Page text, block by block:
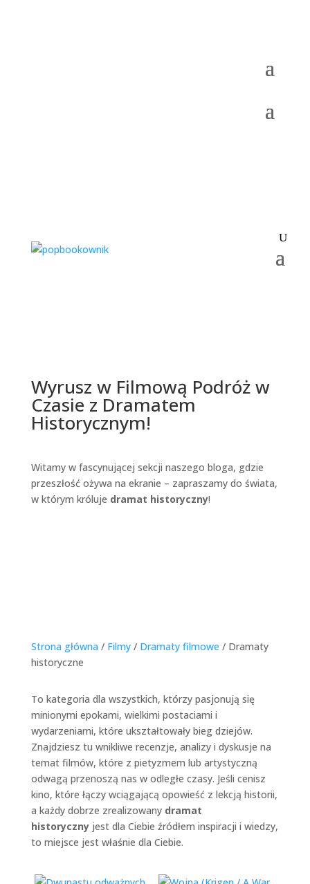
Wyrusz w Filmową Podróż w
Czasie z Dramatem
Historycznym!
Witamy w fascynującej sekcji naszego bloga, gdzie
przeszłość ożywa na ekranie – zapraszamy do świata,
w którym króluje dramat historyczny!
Strona główna / Filmy/ Dramaty filmowe / Dramaty
historyczne
To kategoria dla wszystkich, którzy pasjonują się
minionymi epokami, wielkimi postaciami i
wydarzeniami, które ukształtowały bieg dziejów.
Znajdziesz tu wnikliwe recenzje, analizy i dyskusje na
temat filmów, które z pietyzmem lub artystyczną
odwagą przenoszą nas w odległe czasy. Jeśli cenisz
kino, które łączy wciągającą opowieść z lekcją historii,
a każdy dobrze zrealizowany dramat
historycznyjest dla Ciebie źródłem inspiracji i wiedzy,
to miejsce jest właśnie dla Ciebie.